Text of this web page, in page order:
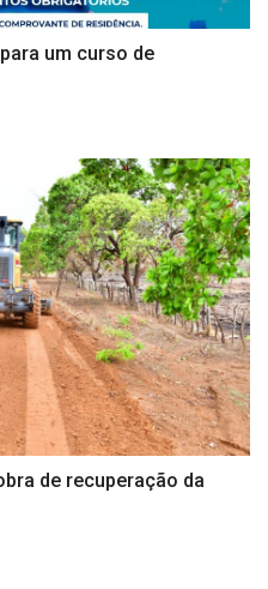
um curso de
de recuperação da